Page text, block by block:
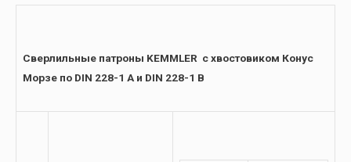
Сверлильные патроны KEMMLER с хвостовиком Конус
Морзе по DIN 228-1 A и DIN 228-1 B